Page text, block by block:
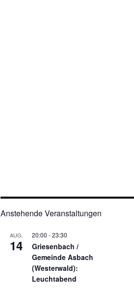
Anstehende Veranstaltungen
AUG.
14
20:00 -23:30
Griesenbach /
Gemeinde Asbach
(Westerwald):
Leuchtabend